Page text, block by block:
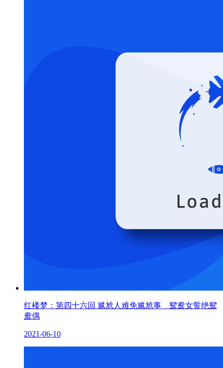
红楼梦：第四十六回 尴尬人难免尴尬事 鸳鸯女誓绝鸳
鸯偶
2021-06-10